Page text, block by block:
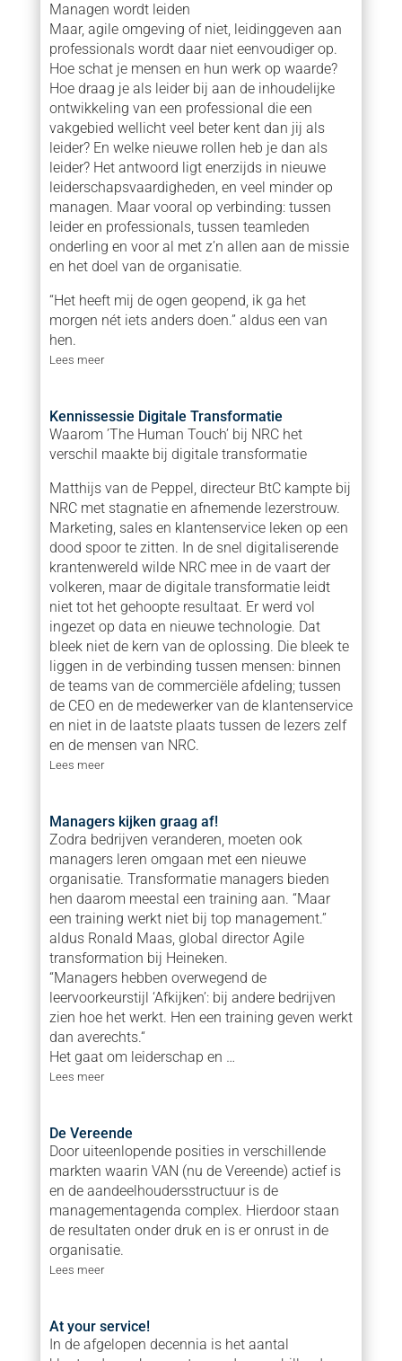
Managen wordt leiden
Maar, agile omgeving of niet, leidinggeven aan
professionals wordt daar niet eenvoudiger op.
Hoe schat je mensen en hun werk op waarde?
Hoe draag je als leider bij aan de inhoudelijke
ontwikkeling van een professional die een
vakgebied wellicht veel beter kent dan jij als
leider? En welke nieuwe rollen heb je dan als
leider? Het antwoord ligt enerzijds in nieuwe
leiderschapsvaardigheden, en veel minder op
managen. Maar vooral op verbinding: tussen
leider en professionals, tussen teamleden
onderling en voor al met z’n allen aan de missie
en het doel van de organisatie.
“Het heeft mij de ogen geopend, ik ga het
morgen nét iets anders doen.” aldus een van
hen.
Lees meer
Kennissessie Digitale Transformatie
Waarom ’The Human Touch’ bij NRC het
verschil maakte bij digitale transformatie
Matthijs van de Peppel, directeur BtC kampte bij
NRC met stagnatie en afnemende lezerstrouw.
Marketing, sales en klantenservice leken op een
dood spoor te zitten. In de snel digitaliserende
krantenwereld wilde NRC mee in de vaart der
volkeren, maar de digitale transformatie leidt
niet tot het gehoopte resultaat. Er werd vol
ingezet op data en nieuwe technologie. Dat
bleek niet de kern van de oplossing. Die bleek te
liggen in de verbinding tussen mensen: binnen
de teams van de commerciële afdeling; tussen
de CEO en de medewerker van de klantenservice
en niet in de laatste plaats tussen de lezers zelf
en de mensen van NRC.
Lees meer
Managers kijken graag af!
Zodra bedrijven veranderen, moeten ook
managers leren omgaan met een nieuwe
organisatie. Transformatie managers bieden
hen daarom meestal een training aan. “Maar
een training werkt niet bij top management.”
aldus Ronald Maas, global director Agile
transformation bij Heineken.
“Managers hebben overwegend de
leervoorkeurstijl ‘Afkijken’: bij andere bedrijven
zien hoe het werkt. Hen een training geven werkt
dan averechts.“
Het gaat om leiderschap en …
Lees meer
De Vereende
Door uiteenlopende posities in verschillende
markten waarin VAN (nu de Vereende) actief is
en de aandeelhoudersstructuur is de
managementagenda complex. Hierdoor staan
de resultaten onder druk en is er onrust in de
organisatie.
Lees meer
At your service!
In de afgelopen decennia is het aantal